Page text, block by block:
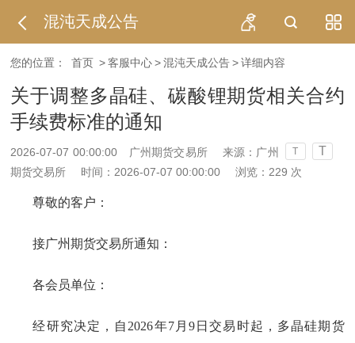
混沌天成公告
您的位置： 首页 > 客服中心 > 混沌天成公告 > 详细内容
关于调整多晶硅、碳酸锂期货相关合约
手续费标准的通知
2026-07-07 00:00:00 广州期货交易所 T T
来源：广州
期货交易所
时间：2026-07-07 00:00:00 浏览： 229 次
尊敬的客户：
接广州期货交易所通知：
各会员单位：
经研究决定，自2026年7月9日交易时起，多晶硅期货